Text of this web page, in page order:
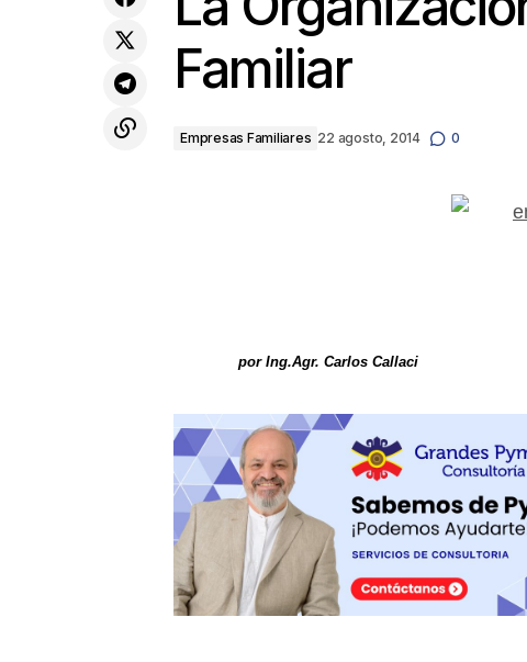
Familiar
Empresas Familiares 22 agosto, 2014 0
por Ing.Agr. Carlos Callaci